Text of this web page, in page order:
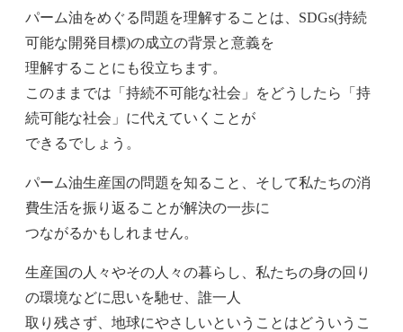
パーム油をめぐる問題を理解することは、SDGs(持続
可能な開発目標)の成立の背景と意義を
理解することにも役立ちます。
このままでは「持続不可能な社会」をどうしたら「持
続可能な社会」に代えていくことが
できるでしょう。
パーム油生産国の問題を知ること、そして私たちの消
費生活を振り返ることが解決の一歩に
つながるかもしれません。
生産国の人々やその人々の暮らし、私たちの身の回り
の環境などに思いを馳せ、誰一人
取り残さず、地球にやさしいということはどういうこ